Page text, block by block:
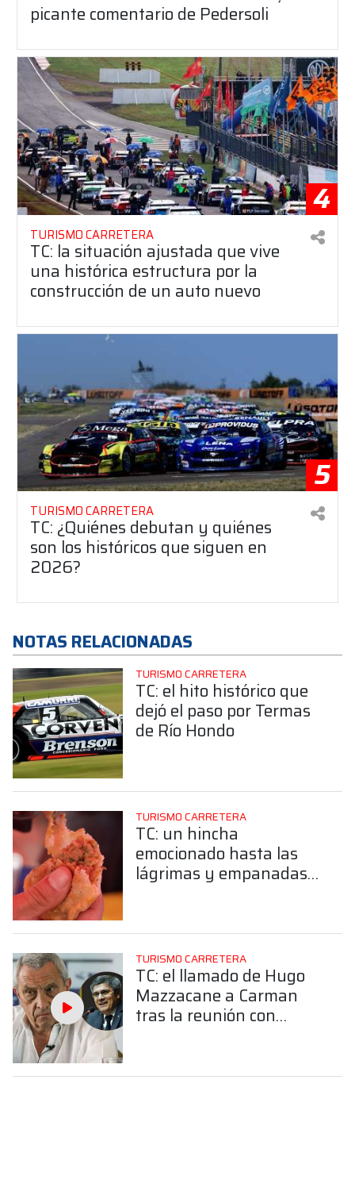
picante comentario de Pedersoli
4
TURISMO CARRETERA
TC: la situación ajustada que vive
una histórica estructura por la
construcción de un auto nuevo
5
TURISMO CARRETERA
TC: ¿Quiénes debutan y quiénes
son los históricos que siguen en
2026?
NOTAS RELACIONADAS
TURISMO CARRETERA
TC: el hito histórico que
dejó el paso por Termas
de Río Hondo
TURISMO CARRETERA
TC: un hincha
emocionado hasta las
lágrimas y empanadas
TURISMO CARRETERA
TC: el llamado de Hugo
Mazzacane a Carman
tras la reunión con